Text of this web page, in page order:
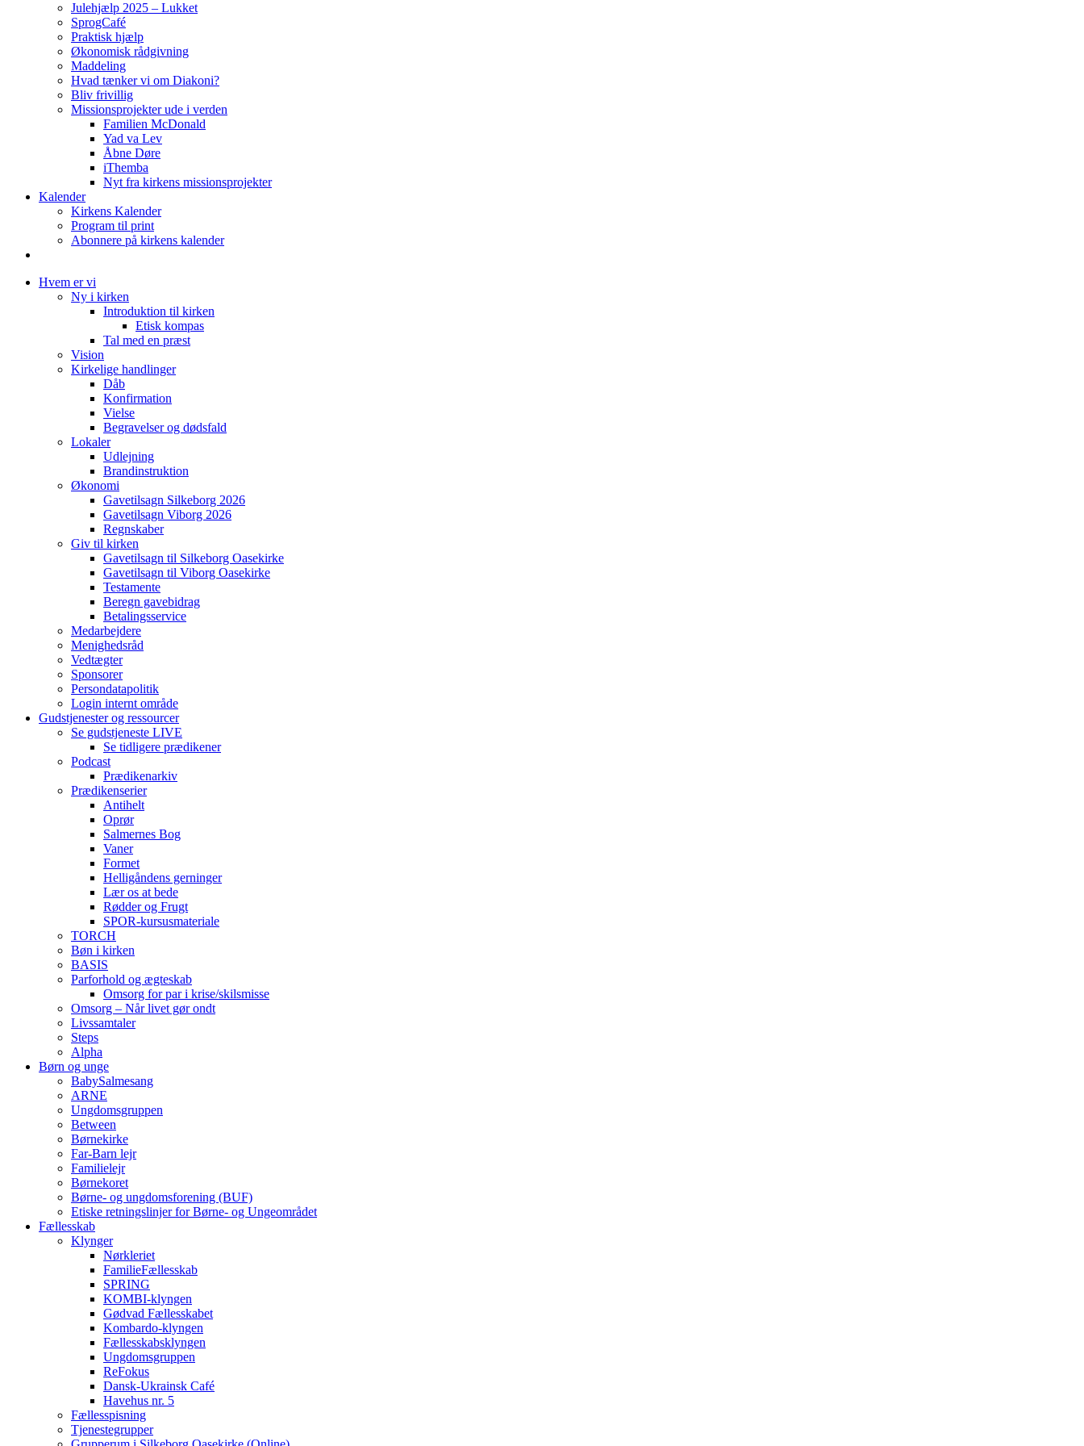
Julehjælp 2025 – Lukket
SprogCafé
Praktisk hjælp
Økonomisk rådgivning
Maddeling
Hvad tænker vi om Diakoni?
Bliv frivillig
Missionsprojekter ude i verden
Familien McDonald
Yad va Lev
Åbne Døre
iThemba
Nyt fra kirkens missionsprojekter
Kalender
Kirkens Kalender
Program til print
Abonnere på kirkens kalender
Hvem er vi
Ny i kirken
Introduktion til kirken
Etisk kompas
Tal med en præst
Vision
Kirkelige handlinger
Dåb
Konfirmation
Vielse
Begravelser og dødsfald
Lokaler
Udlejning
Brandinstruktion
Økonomi
Gavetilsagn Silkeborg 2026
Gavetilsagn Viborg 2026
Regnskaber
Giv til kirken
Gavetilsagn til Silkeborg Oasekirke
Gavetilsagn til Viborg Oasekirke
Testamente
Beregn gavebidrag
Betalingsservice
Medarbejdere
Menighedsråd
Vedtægter
Sponsorer
Persondatapolitik
Login internt område
Gudstjenester og ressourcer
Se gudstjeneste LIVE
Se tidligere prædikener
Podcast
Prædikenarkiv
Prædikenserier
Antihelt
Oprør
Salmernes Bog
Vaner
Formet
Helligåndens gerninger
Lær os at bede
Rødder og Frugt
SPOR-kursusmateriale
TORCH
Bøn i kirken
BASIS
Parforhold og ægteskab
Omsorg for par i krise/skilsmisse
Omsorg – Når livet gør ondt
Livssamtaler
Steps
Alpha
Børn og unge
BabySalmesang
ARNE
Ungdomsgruppen
Between
Børnekirke
Far-Barn lejr
Familielejr
Børnekoret
Børne- og ungdomsforening (BUF)
Etiske retningslinjer for Børne- og Ungeområdet
Fællesskab
Klynger
Nørkleriet
FamilieFællesskab
SPRING
KOMBI-klyngen
Gødvad Fællesskabet
Kombardo-klyngen
Fællesskabsklyngen
Ungdomsgruppen
ReFokus
Dansk-Ukrainsk Café
Havehus nr. 5
Fællesspisning
Tjenestegrupper